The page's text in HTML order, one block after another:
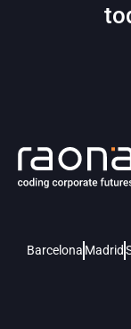
Barcelona Madrid